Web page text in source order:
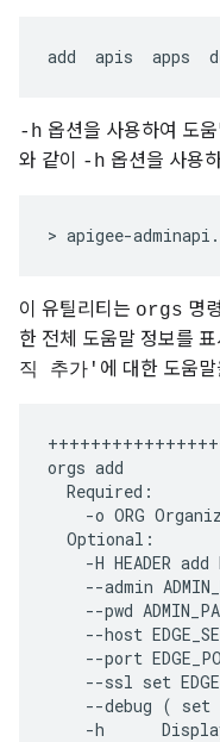
add  apis  apps
-h 옵션을 사용하여 도
와 같이
-h 옵션을 사용
> apigee-
이 유틸리티는 orgs 명
한 전체 도움말 정보를
직 추가' 에 대한 도움
orgs add
Required :
-o ORG
Optional :
-H HEADER add
--admin
--pwd
--host
--port
--ssl set
--debug ( set
-h